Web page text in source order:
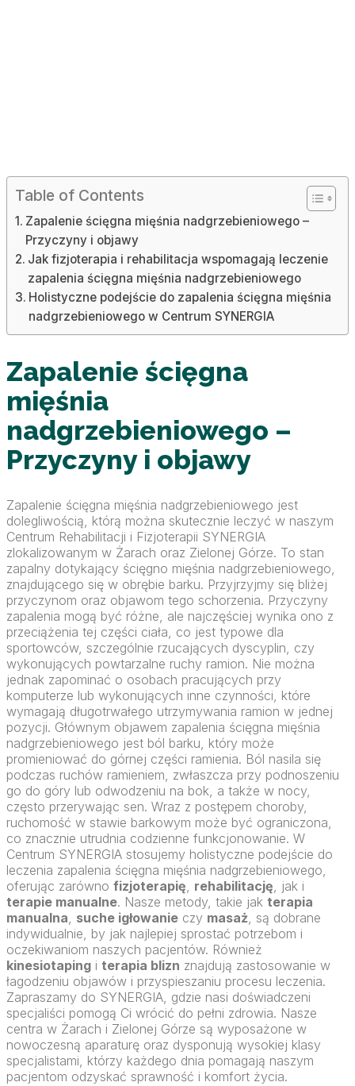
Table of Contents
Zapalenie ścięgna mięśnia nadgrzebieniowego –
Przyczyny i objawy
Jak fizjoterapia i rehabilitacja wspomagają leczenie
zapalenia ścięgna mięśnia nadgrzebieniowego
Holistyczne podejście do zapalenia ścięgna mięśnia
nadgrzebieniowego w Centrum SYNERGIA
Zapalenie ścięgna
mięśnia
nadgrzebieniowego –
Przyczyny i objawy
Zapalenie ścięgna mięśnia nadgrzebieniowego jest
dolegliwością, którą można skutecznie leczyć w naszym
Centrum Rehabilitacji i Fizjoterapii SYNERGIA
zlokalizowanym w Żarach oraz Zielonej Górze. To stan
zapalny dotykający ścięgno mięśnia nadgrzebieniowego,
znajdującego się w obrębie barku. Przyjrzyjmy się bliżej
przyczynom oraz objawom tego schorzenia. Przyczyny
zapalenia mogą być różne, ale najczęściej wynika ono z
przeciążenia tej części ciała, co jest typowe dla
sportowców, szczególnie rzucających dyscyplin, czy
wykonujących powtarzalne ruchy ramion. Nie można
jednak zapominać o osobach pracujących przy
komputerze lub wykonujących inne czynności, które
wymagają długotrwałego utrzymywania ramion w jednej
pozycji. Głównym objawem zapalenia ścięgna mięśnia
nadgrzebieniowego jest ból barku, który może
promieniować do górnej części ramienia. Ból nasila się
podczas ruchów ramieniem, zwłaszcza przy podnoszeniu
go do góry lub odwodzeniu na bok, a także w nocy,
często przerywając sen. Wraz z postępem choroby,
ruchomość w stawie barkowym może być ograniczona,
co znacznie utrudnia codzienne funkcjonowanie. W
Centrum SYNERGIA stosujemy holistyczne podejście do
leczenia zapalenia ścięgna mięśnia nadgrzebieniowego,
oferując zarówno fizjoterapię, rehabilitację, jak i
terapie manualne. Nasze metody, takie jak terapia
manualna, suche igłowanie czy masaż, są dobrane
indywidualnie, by jak najlepiej sprostać potrzebom i
oczekiwaniom naszych pacjentów. Również
kinesiotaping i terapia blizn znajdują zastosowanie w
łagodzeniu objawów i przyspieszaniu procesu leczenia.
Zapraszamy do SYNERGIA, gdzie nasi doświadczeni
specjaliści pomogą Ci wrócić do pełni zdrowia. Nasze
centra w Żarach i Zielonej Górze są wyposażone w
nowoczesną aparaturę oraz dysponują wysokiej klasy
specjalistami, którzy każdego dnia pomagają naszym
pacjentom odzyskać sprawność i komfort życia.